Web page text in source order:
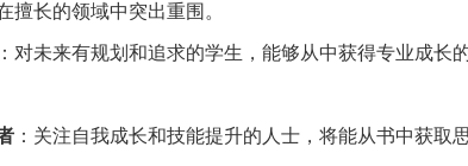
擅长的领域中突出重围。
：对未来有规划和追求的学生，能够从中获得专业成长
：关注自我成长和技能提升的人士，将能从书中获取